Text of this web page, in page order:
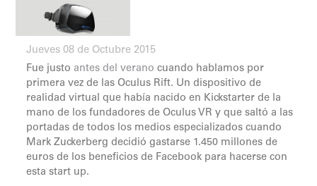
Jueves 08 de Octubre 2015
Fue justo antes del verano cuando hablamos por
primera vez de las Oculus Rift. Un dispositivo de
realidad virtual que había nacido en Kickstarter de la
mano de los fundadores de Oculus VR y que saltó a las
portadas de todos los medios especializados cuando
Mark Zuckerberg decidió gastarse 1.450 millones de
euros de los beneficios de Facebook para hacerse con
esta start up.